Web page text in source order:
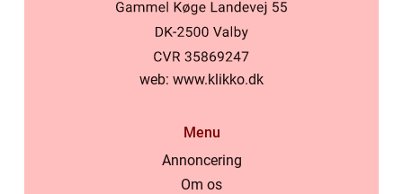
web: www.klikko.dk
Menu
Annoncering
Om os